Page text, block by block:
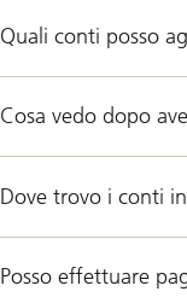
Quali conti posso
Cosa vedo dopo
Dove trovo i conti
Posso effettuare